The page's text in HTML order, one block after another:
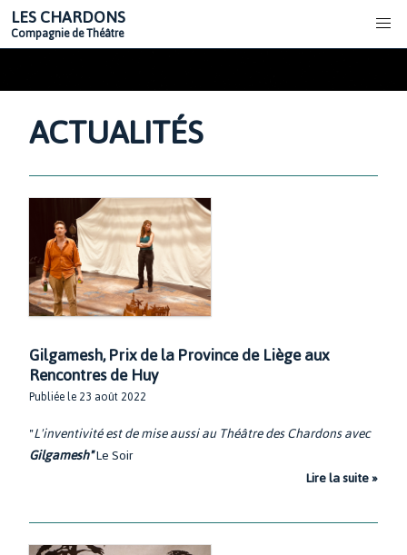
LES CHARDONS
Compagnie de Théâtre
ACTUALITÉS
Gilgamesh, Prix de la Province de Liège aux
Rencontres de Huy
Publiée le 23 août 2022
"L'inventivité est de mise aussi au Théâtre des Chardons avec
Gilgamesh"Le Soir
Lire la suite »